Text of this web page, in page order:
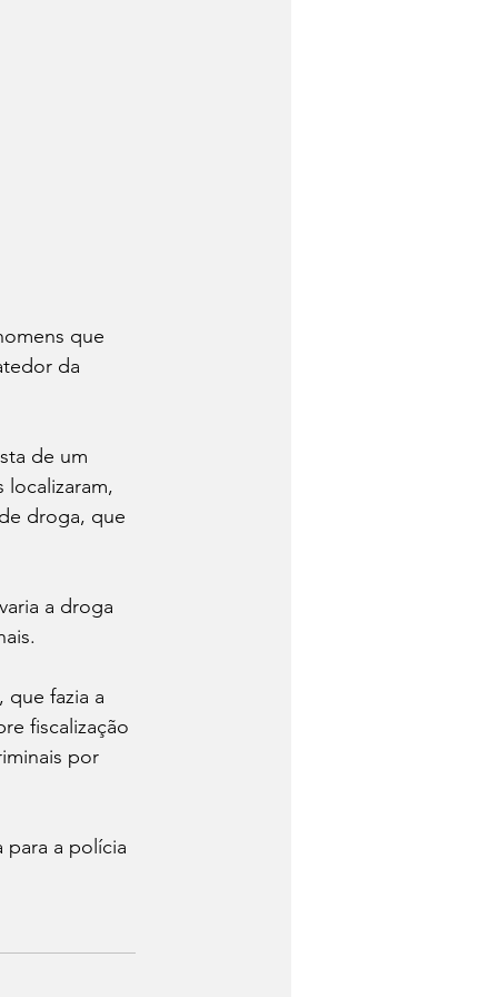
que
da
de um
localizaram,
droga, que
a droga
que fazia a
fiscalização
por
para a polícia